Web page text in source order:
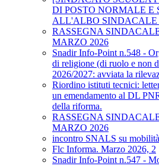
DI POSTO NORMALE E
ALL'ALBO SINDACALE
RASSEGNA
MARZO 2026
Snadir Info-Point n.548 -
di religione (di ruolo e non
2026/2027: avviata la
Riordino istituti tecnici:
un emendamento al DL
della riforma.
RASSEGNA
MARZO 2026
incontro SNALS su mobilità
Flc Informa. Marzo 2026, 2
Snadir Info-Point n.547 -